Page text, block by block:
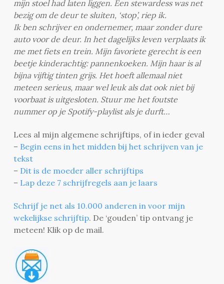
mijn stoel had laten liggen. Een stewardess was net
bezig om de deur te sluiten, ‘stop’, riep ik.
Ik ben schrijver en ondernemer, maar zonder dure
auto voor de deur. In het dagelijks leven verplaats ik
me met fiets en trein. Mijn favoriete gerecht is een
beetje kinderachtig: pannenkoeken. Mijn haar is al
bijna vijftig tinten grijs. Het hoeft allemaal niet
meteen serieus, maar wel leuk als dat ook niet bij
voorbaat is uitgesloten. Stuur me het foutste
nummer op je Spotify-playlist als je durft…
Lees al mijn algemene schrijftips, of in ieder geval
– Begin eens in het midden bij het schrijven van je
tekst
– Dit is de moeder aller schrijftips
– Lap deze 7 schrijfregels aan je laars
Schrijf je net als 10.000 anderen in voor mijn
wekelijkse schrijftip. De ‘gouden’ tip ontvang je
meteen! Klik op de mail.